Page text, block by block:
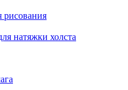
рисования
натяжки холста